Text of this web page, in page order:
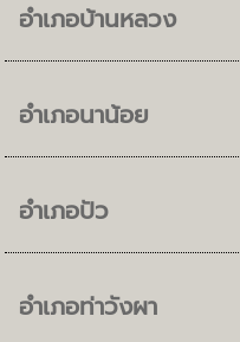
อำเภอบ้านหลวง
อำเภอนาน้อย
อำเภอปัว
อำเภอท่าวังผา